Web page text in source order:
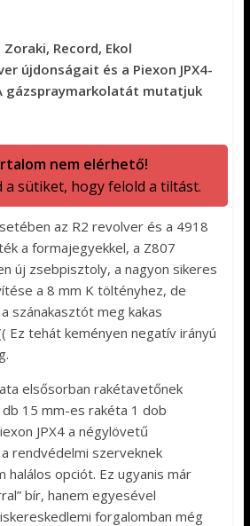
Record, Ekol
újdonságait és a Piexon JPX4-
gázspraymarkolatát mutatjuk
nem elérhető!
a sütiket, hogy felold a tiltást.
az R2 revolver és a 4918
a formajegyekkel, a Z807
új zsebpisztoly, a nagyon sikeres
a 8 mm K töltényhez, de
szánakasztót meg kakas
Ez tehát keményen negatív irányú
elsősorban rakétavetőnek
15 mm-es rakéta 1 dob
JPX4 a négylövetű
rendvédelmi szerveknek
halálos opciót. Ez ugyanis már
bír, hanem egyesével
forgalomban még